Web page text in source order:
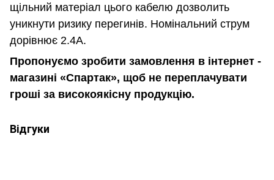
щільний матеріал цього кабелю дозволить
уникнути ризику перегинів. Номінальний струм
дорівнює 2.4А.
Пропонуємо зробити замовлення в інтернет -
магазині «Спартак», щоб не переплачувати
гроші за високоякісну продукцію.
Відгуки